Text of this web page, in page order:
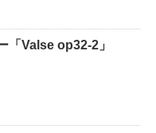
「Valse op32-2」